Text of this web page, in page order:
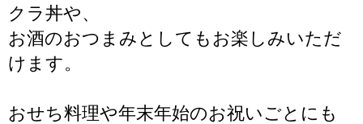
クラ丼や、
お酒のおつまみとしてもお楽しみいただ
けます。
おせち料理や年末年始のお祝いごとにも